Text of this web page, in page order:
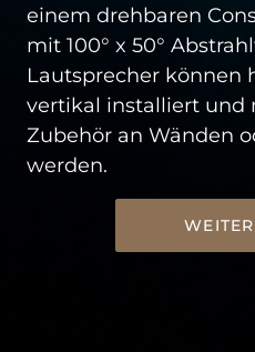
einem drehbaren
mit 100° x 50°
Lautsprecher können
vertikal installiert und
Zubehör an Wänden
werden.